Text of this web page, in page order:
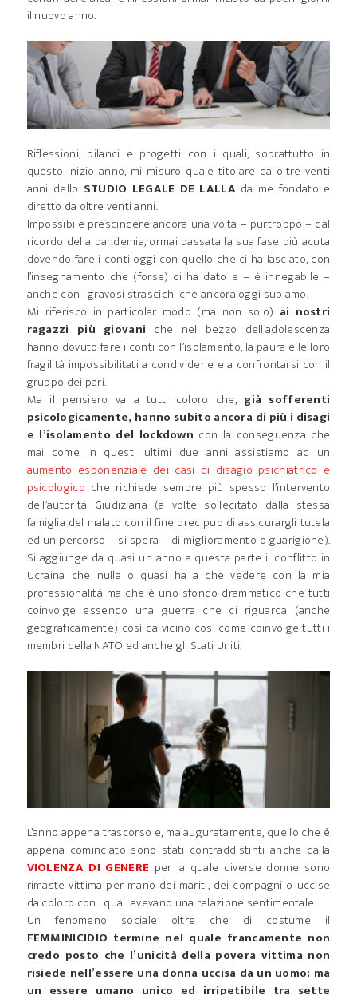
il nuovo anno.
Riflessioni, bilanci e progetti con i quali, soprattutto in
questo inizio anno, mi misuro quale titolare da oltre venti
anni dello STUDIO LEGALE DE LALLAda me fondato e
diretto da oltre venti anni.
Impossibile prescindere ancora una volta – purtroppo – dal
ricordo della pandemia, ormai passata la sua fase più acuta
dovendo fare i conti oggi con quello che ci ha lasciato, con
l’insegnamento che (forse) ci ha dato e – è innegabile –
anche con i gravosi strascichi che ancora oggi subiamo.
Mi riferisco in particolar modo (ma non solo) ai nostri
ragazzi più giovani che nel bezzo dell’adolescenza
hanno dovuto fare i conti con l’isolamento, la paura e le loro
fragilità impossibilitati a condividerle e a confrontarsi con il
gruppo dei pari.
Ma il pensiero va a tutti coloro che, già sofferenti
psicologicamente, hanno subito ancora di più i disagi
e l’isolamento del lockdown con la conseguenza che
mai come in questi ultimi due anni assistiamo ad un
aumento esponenziale dei casi di disagio psichiatrico e
psicologico che richiede sempre più spesso l’intervento
dell’autorità Giudiziaria (a volte sollecitato dalla stessa
famiglia del malato con il fine precipuo di assicurargli tutela
ed un percorso – si spera – di miglioramento o guarigione).
Si aggiunge da quasi un anno a questa parte il conflitto in
Ucraina che nulla o quasi ha a che vedere con la mia
professionalità ma che è uno sfondo drammatico che tutti
coinvolge essendo una guerra che ci riguarda (anche
geograficamente) così da vicino così come coinvolge tutti i
membri della NATO ed anche gli Stati Uniti.
L’anno appena trascorso e, malauguratamente, quello che è
appena cominciato sono stati contraddistinti anche dalla
VIOLENZA DI GENERE per la quale diverse donne sono
rimaste vittima per mano dei mariti, dei compagni o uccise
da coloro con i quali avevano una relazione sentimentale.
Un fenomeno sociale oltre che di costume il
FEMMINICIDIO termine nel quale francamente non
credo posto che l’unicità della povera vittima non
risiede nell’essere una donna uccisa da un uomo; ma
un essere umano unico ed irripetibile tra sette